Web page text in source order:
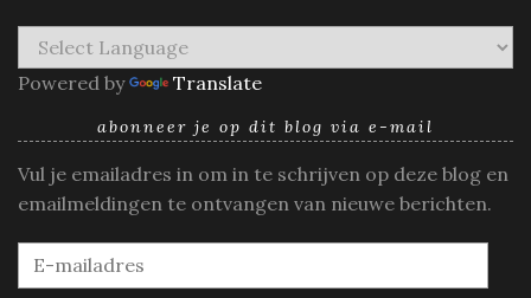
Powered by Translate
abonneer je op dit blog via e-mail
Vul je emailadres in om in te schrijven op deze blog en
emailmeldingen te ontvangen van nieuwe berichten.
E-
mailadres